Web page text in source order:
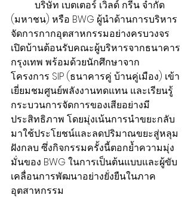
บริษัท เบตเตอร์ เวิลด์ กรีน จำกัด
(มหาชน) หรือ BWG ผู้นำด้านการบริหาร
จัดการกากอุตสาหกรรมอย่างครบวงจร
เปิดบ้านต้อนรับคณะผู้บริหารจากธนาคาร
กรุงเทพ พร้อมด้วยนักศึกษาจาก
โครงการ SIP (ธนาคารคู่ บ้านคู่เมือง) เข้า
เยี่ยมชมศูนย์พลังงานทดแทน และเรียนรู้
กระบวนการจัดการของเสียอย่างมี
ประสิทธิภาพ โดยมุ่งเน้นการนำขยะกลับ
มาใช้ประโยชน์และลดปริมาณขยะสู่หลุม
ฝังกลบ ซึ่งกิจกรรมครั้งนี้ตอกย้ำความมุ่ง
มั่นของ BWG ในการเป็นต้นแบบและผู้ขับ
เคลื่อนการพัฒนาอย่างยั่งยืนในภาค
อุตสาหกรรม